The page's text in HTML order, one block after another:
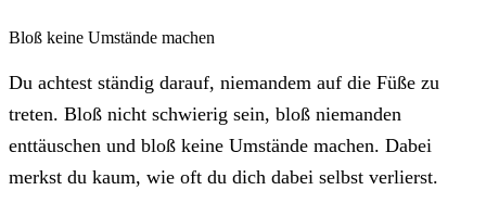
Bloß keine Umstände machen
Du achtest ständig darauf, niemandem auf die Füße zu
treten. Bloß nicht schwierig sein, bloß niemanden
enttäuschen und bloß keine Umstände machen. Dabei
merkst du kaum, wie oft du dich dabei selbst verlierst.